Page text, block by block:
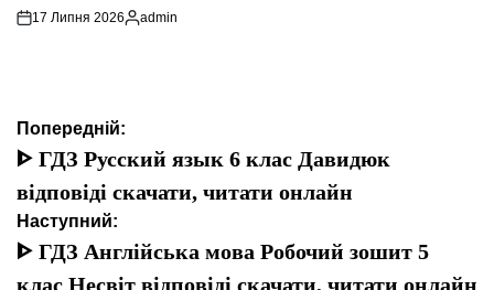
17 Липня 2026
Опубліковано
admin
Навігація
записів
Попередній:
ᐈ ГДЗ Русский язык 6 клас Давидюк
відповіді скачати, читати онлайн
Наступний:
ᐈ ГДЗ Англійська мова Робочий зошит 5
клас Несвіт відповіді скачати, читати онлайн